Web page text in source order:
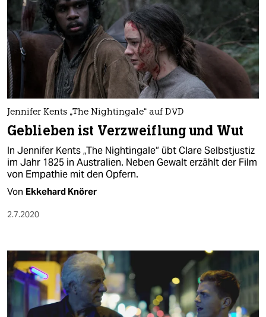
Jennifer Kents „The Nightingale“ auf DVD
Geblieben ist Verzweiflung und Wut
In Jennifer Kents „The Nightingale“ übt Clare Selbstjustiz
im Jahr 1825 in Australien. Neben Gewalt erzählt der Film
von Empathie mit den Opfern.
Von Ekkehard Knörer
2.7.2020